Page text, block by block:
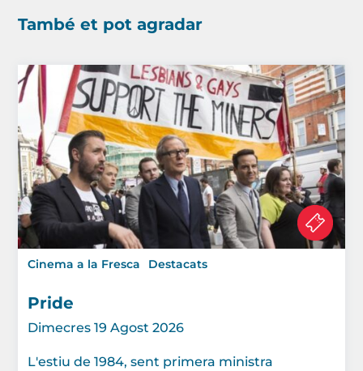
També et pot agradar
Cinema a la Fresca Destacats
Pride
Dimecres 19 Agost 2026
L'estiu de 1984, sent primera ministra